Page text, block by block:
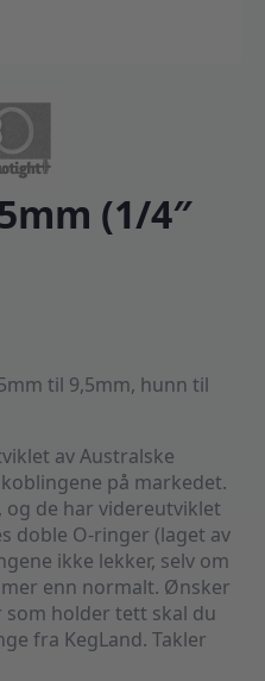
(1/4″
til 9,5mm, hunn til
av Australske
på markedet.
de har videreutviklet
doble O-ringer (laget av
ikke lekker, selv om
enn normalt. Ønsker
holder tett skal du
fra KegLand. Takler